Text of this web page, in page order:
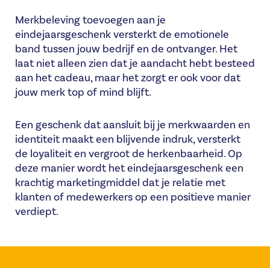
Merkbeleving toevoegen aan je
eindejaarsgeschenkversterktde emotionele
band tussen jouw bedrijf en de ontvanger. Het
laat niet alleen zien dat je aandacht hebt besteed
aan het cadeau, maar het zorgt er ook voor dat
jouw merk top of mind blijft.
Een geschenk dat aansluit bij je merkwaarden en
identiteit maakt een blijvende indruk, versterkt
de loyaliteit en vergroot de herkenbaarheid. Op
deze manier wordt het eindejaarsgeschenk een
krachtig marketingmiddel dat je relatie met
klanten of medewerkers op een positieve manier
verdiept.